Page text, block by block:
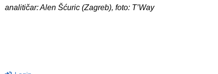
analitičar: Alen Šćuric (Zagreb), foto: T’Way